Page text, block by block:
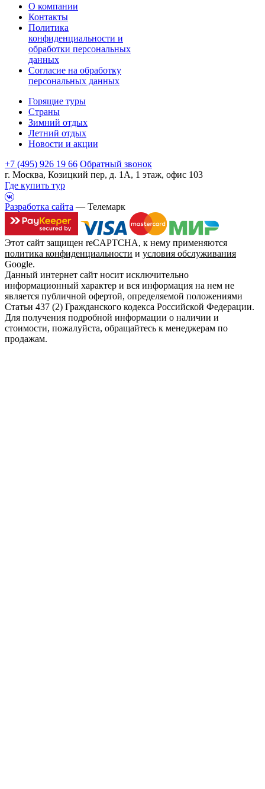
О компании
Контакты
Политика
конфиденциальности и
обработки персональных
данных
Согласие на обработку
персональных данных
Горящие туры
Страны
Зимний отдых
Летний отдых
Новости и акции
+7 (495) 926 19 66 Обратный звонок
г. Москва, Козицкий пер, д. 1А, 1 этаж, офис 103
Где купить тур
Разработка сайта — Телемарк
Этот сайт защищен reCAPTCHA, к нему применяются
политика конфиденциальности и условия обслуживания
Google.
Данный интернет сайт носит исключительно
информационный характер и вся информация на нем не
является публичной офертой, определяемой положениями
Статьи 437 (2) Гражданского кодекса Российской Федерации.
Для получения подробной информации о наличии и
стоимости, пожалуйста, обращайтесь к менеджерам по
продажам.